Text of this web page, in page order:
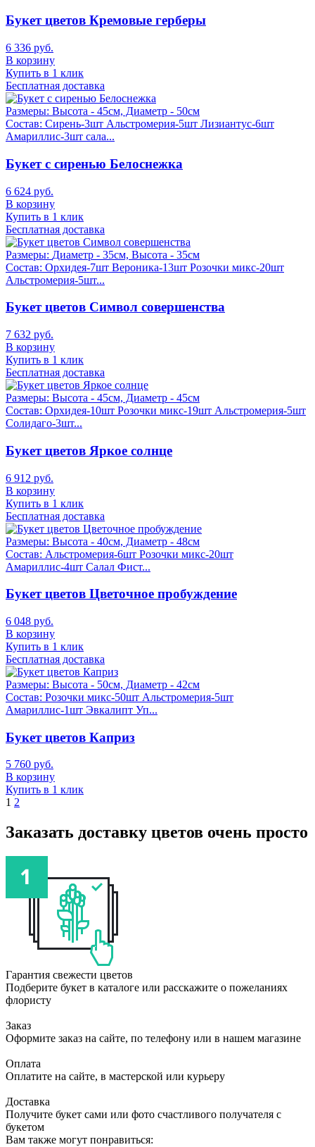
Букет цветов Кремовые герберы
6 336 руб.
В корзину
Купить в 1 клик
Бесплатная доставка
Размеры: Высота - 45см, Диаметр - 50см
Состав: Сирень-3шт Альстромерия-5шт Лизиантус-6шт
Амариллис-3шт сала...
Букет с сиренью Белоснежка
6 624 руб.
В корзину
Купить в 1 клик
Бесплатная доставка
Размеры: Диаметр - 35см, Высота - 35см
Состав: Орхидея-7шт Вероника-13шт Розочки микс-20шт
Альстромерия-5шт...
Букет цветов Символ совершенства
7 632 руб.
В корзину
Купить в 1 клик
Бесплатная доставка
Размеры: Высота - 45см, Диаметр - 45см
Состав: Орхидея-10шт Розочки микс-19шт Альстромерия-5шт
Солидаго-3шт...
Букет цветов Яркое солнце
6 912 руб.
В корзину
Купить в 1 клик
Бесплатная доставка
Размеры: Высота - 40см, Диаметр - 48см
Состав: Альстромерия-6шт Розочки микс-20шт
Амариллис-4шт Салал Фист...
Букет цветов Цветочное пробуждение
6 048 руб.
В корзину
Купить в 1 клик
Бесплатная доставка
Размеры: Высота - 50см, Диаметр - 42см
Состав: Розочки микс-50шт Альстромерия-5шт
Амариллис-1шт Эвкалипт Уп...
Букет цветов Каприз
5 760 руб.
В корзину
Купить в 1 клик
1 2
Заказать доставку цветов очень просто
Гарантия свежести цветов
Подберите букет в каталоге или расскажите о пожеланиях
флористу
Заказ
Оформите заказ на сайте, по телефону или в нашем магазине
Оплата
Оплатите на сайте, в мастерской или курьеру
Доставка
Получите букет сами или фото счастливого получателя с
букетом
Вам также могут понравиться: